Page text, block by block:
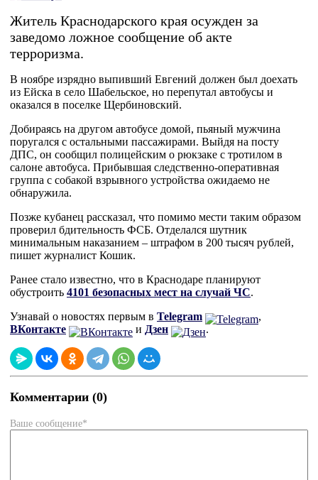
Житель Краснодарского края осужден за
заведомо ложное сообщение об акте
терроризма.
В ноябре изрядно выпивший Евгений должен был доехать
из Ейска в село Шабельское, но перепутал автобусы и
оказался в поселке Щербиновский.
Добираясь на другом автобусе домой, пьяный мужчина
поругался с остальными пассажирами. Выйдя на посту
ДПС, он сообщил полицейским о рюкзаке с тротилом в
салоне автобуса. Прибывшая следственно-оперативная
группа с собакой взрывного устройства ожидаемо не
обнаружила.
Позже кубанец рассказал, что помимо мести таким образом
проверил бдительность ФСБ. Отделался шутник
минимальным наказанием – штрафом в 200 тысяч рублей,
пишет журналист Кошик.
Ранее стало известно, что в Краснодаре планируют
обустроить 4101 безопасных мест на случай ЧС.
Узнавай о новостях первым в Telegram
,
ВКонтакте
и Дзен .
Комментарии (0)
Ваше сообщение*